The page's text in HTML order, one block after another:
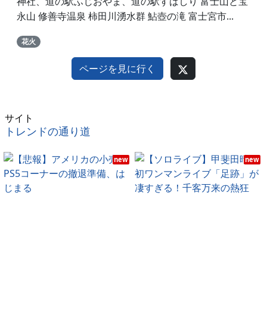
永山 修善寺温泉 柿田川湧水群 鮎壺の滝 富士宮市...
花火
ページを見に行く
サイト
トレンドの通り道
new new